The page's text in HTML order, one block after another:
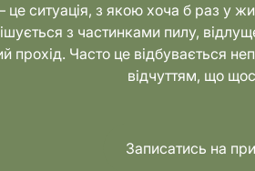
ситуація, з якою хоча б раз у
з частинками пилу,
прохід. Часто це відбувається
відчуттям, що
Записатись на